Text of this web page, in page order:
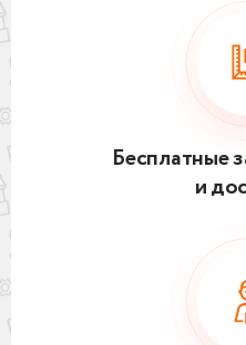
Бесплатные
и